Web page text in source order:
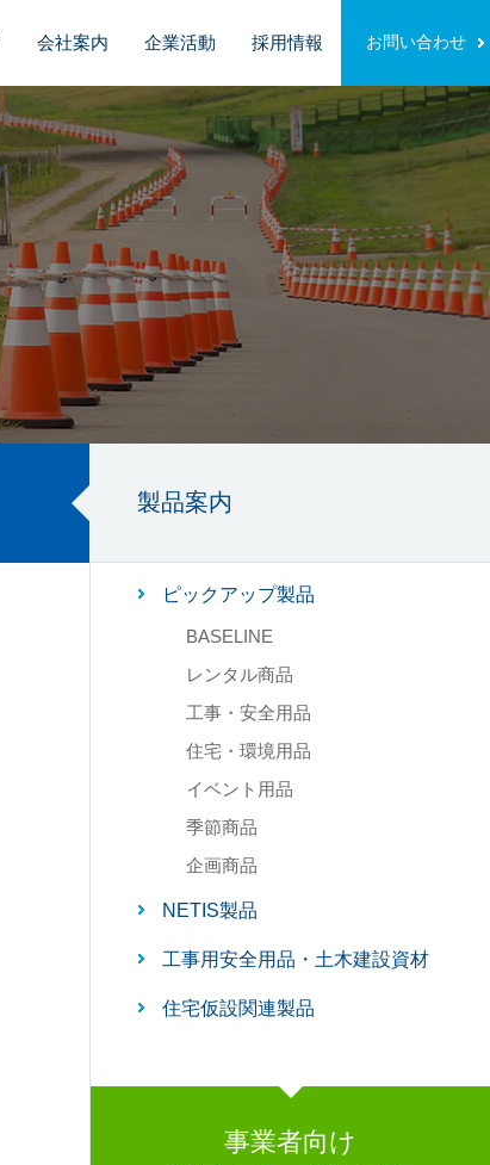
会社案内 企業活動 採用情報 お問い合わせ
製品案内
ピックアップ製品
BASELINE
レンタル商品
工事・安全用品
住宅・環境用品
イベント用品
季節商品
企画商品
NETIS製品
工事用安全用品・土木建設資材
住宅仮設関連製品
事業者向け